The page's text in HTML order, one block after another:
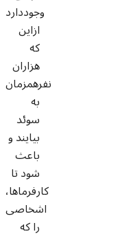
وجوددارد
ازاین
که
هزاران
نفرهمزمان
به
سوئد
بیایند و
باعث
شود تا
کارفرماها،
اشخاصی
را که